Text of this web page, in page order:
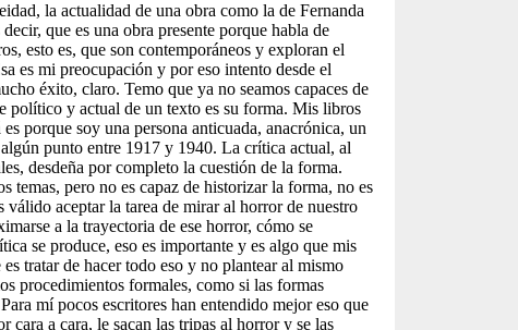
la actualidad de una obra como la de Fernanda
que es una obra presente porque habla de
esto es, que son contemporáneos y exploran el
es mi preocupación y por eso intento desde el
éxito, claro. Temo que ya no seamos capaces de
político y actual de un texto es su forma. Mis libros
porque soy una persona anticuada, anacrónica, un
punto entre 1917 y 1940. La crítica actual, al
desdeña por completo la cuestión de la forma.
pero no es capaz de historizar la forma, no es
aceptar la tarea de mirar al horror de nuestro
a la trayectoria de ese horror, cómo se
se produce, eso es importante y es algo que mis
tratar de hacer todo eso y no plantear al mismo
procedimientos formales, como si las formas
mí pocos escritores han entendido mejor eso que
a cara, le sacan las tripas al horror y se las